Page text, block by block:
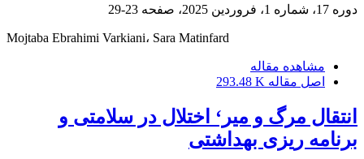
دوره 17، شماره 1، فروردین 2025، صفحه 23-29
Mojtaba Ebrahimi Varkiani، Sara Matinfard
مشاهده مقاله
اصل مقاله 293.48 K
انتقال مرگ و میر‘ اختلال در سلامتی و
برنامه ریزی بهداشتی